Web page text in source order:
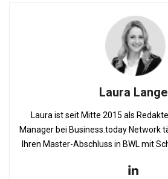
Laura
Laura ist seit Mitte 2015 als
Manager bei Business.today Network
Ihren Master-Abschluss in BWL mit